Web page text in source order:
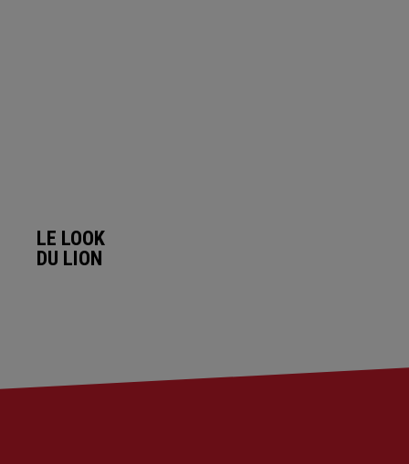
LE LOOK
DU LION